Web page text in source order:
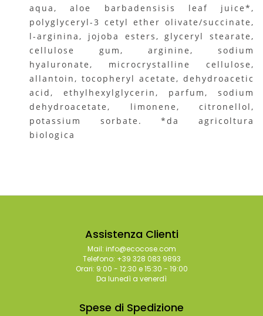
aqua, aloe barbadensisis leaf juice*,
polyglyceryl-3 cetyl ether olivate/succinate,
l-arginina, jojoba esters, glyceryl stearate,
cellulose gum, arginine, sodium
hyaluronate, microcrystalline cellulose,
allantoin, tocopheryl acetate, dehydroacetic
acid, ethylhexylglycerin, parfum, sodium
dehydroacetate, limonene, citronellol,
potassium sorbate. *da agricoltura
biologica
Assistenza Clienti
Mail: info@ecocose.com
Telefono: +39 328 083 9893
Orari: 9:00 - 12:30 e 15:30 - 19:00
Da lunedì a venerdì
Spese di Spedizione